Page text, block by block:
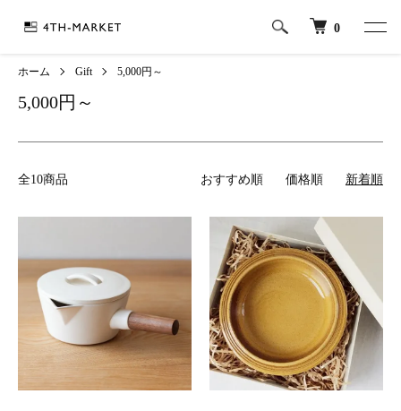
0
ホーム Gift 5,000円～
5,000円～
全10商品 おすすめ順 価格順 新着順